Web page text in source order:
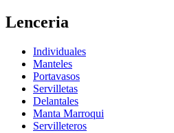
Lenceria
Individuales
Manteles
Portavasos
Servilletas
Delantales
Manta Marroqui
Servilleteros